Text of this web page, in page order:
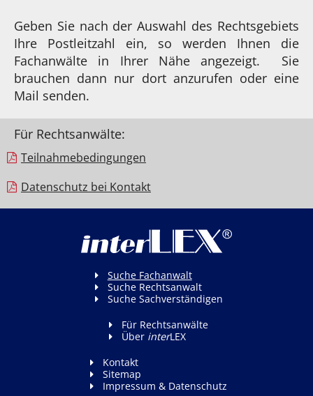
Geben Sie nach der Auswahl des Rechtsgebiets
Ihre Postleitzahl ein, so werden Ihnen die
Fachanwälte in Ihrer Nähe angezeigt. Sie
brauchen dann nur dort anzurufen oder eine
Mail senden.
Für Rechtsanwälte:
Teilnahme­bedingungen
Datenschutz bei Kontakt
Suche Fachanwalt
Suche Rechtsanwalt
Suche Sachverständigen
Für Rechtsanwälte
Über interLEX
Kontakt
Sitemap
Impressum & Datenschutz